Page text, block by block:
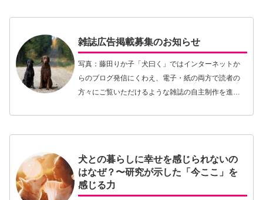
雑誌広告掲載募集のお知らせ
写真：藤田りか子「犬曰く」ではインターネットか
らのブログ発信にくわえ、電子・紙の両方で読者の
方々にご覧いただけるような雑誌の自主制作を進め
『Retrie…【続きを読む】
犬との暮らしに幸せを感じられないの
はなぜ？〜研究が示した「今ここ」を
感じる力